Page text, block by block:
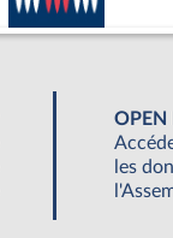
OPEN
les